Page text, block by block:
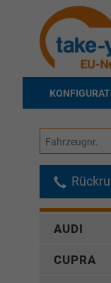
Fahrzeugnr.
AUDI
CUPRA